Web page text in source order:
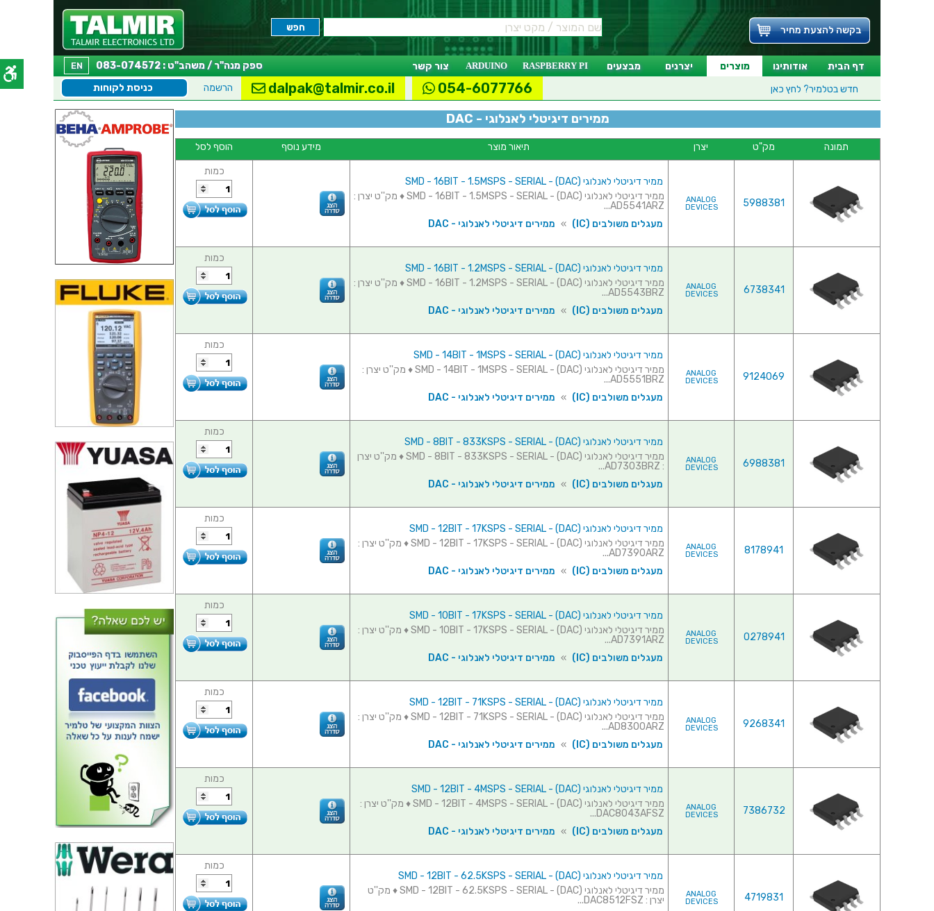
בקשה להצעת מחיר
דף הבית אודותינו מוצרים יצרנים מבצעים RASPBERRY PI
ARDUINO צור קשר EN
ספק מנה"ר / משהב"ט : 083-074572
חדש בטלמיר? לחץ כאן כניסת לקוחות הרשמה dalpak@talmir.co.il 054-6077766
ממירים דיגיטלי לאנלוגי - DAC
תמונה מק"ט יצרן תיאור מוצר מידע נוסף הוסף לסל
5988381
ANALOG
DEVICES
ממיר דיגיטלי לאנלוגי (SMD - 16BIT - 1.5MSPS - SERIAL - (DAC
ממיר דיגיטלי לאנלוגי (SMD - 16BIT - 1.5MSPS - SERIAL - (DAC ♦ מק''ט יצרן :
AD5541ARZ...
מעגלים משולבים (IC)
» ממירים דיגיטלי לאנלוגי - DAC
כמות
6738341
ANALOG
DEVICES
ממיר דיגיטלי לאנלוגי (SMD - 16BIT - 1.2MSPS - SERIAL - (DAC
ממיר דיגיטלי לאנלוגי (SMD - 16BIT - 1.2MSPS - SERIAL - (DAC ♦ מק''ט יצרן :
AD5543BRZ...
מעגלים משולבים (IC)
» ממירים דיגיטלי לאנלוגי - DAC
כמות
9124069
ANALOG
DEVICES
ממיר דיגיטלי לאנלוגי (SMD - 14BIT - 1MSPS - SERIAL - (DAC
ממיר דיגיטלי לאנלוגי (SMD - 14BIT - 1MSPS - SERIAL - (DAC ♦ מק''ט יצרן :
AD5551BRZ...
מעגלים משולבים (IC)
» ממירים דיגיטלי לאנלוגי - DAC
כמות
6988381
ANALOG
DEVICES
ממיר דיגיטלי לאנלוגי (SMD - 8BIT - 833KSPS - SERIAL - (DAC
ממיר דיגיטלי לאנלוגי (SMD - 8BIT - 833KSPS - SERIAL - (DAC ♦ מק''ט יצרן
: AD7303BRZ...
מעגלים משולבים (IC)
» ממירים דיגיטלי לאנלוגי - DAC
כמות
8178941
ANALOG
DEVICES
ממיר דיגיטלי לאנלוגי (SMD - 12BIT - 17KSPS - SERIAL - (DAC
ממיר דיגיטלי לאנלוגי (SMD - 12BIT - 17KSPS - SERIAL - (DAC ♦ מק''ט יצרן :
AD7390ARZ...
מעגלים משולבים (IC)
» ממירים דיגיטלי לאנלוגי - DAC
כמות
0278941
ANALOG
DEVICES
ממיר דיגיטלי לאנלוגי (SMD - 10BIT - 17KSPS - SERIAL - (DAC
ממיר דיגיטלי לאנלוגי (SMD - 10BIT - 17KSPS - SERIAL - (DAC ♦ מק''ט יצרן :
AD7391ARZ...
מעגלים משולבים (IC)
» ממירים דיגיטלי לאנלוגי - DAC
כמות
9268341
ANALOG
DEVICES
ממיר דיגיטלי לאנלוגי (SMD - 12BIT - 71KSPS - SERIAL - (DAC
ממיר דיגיטלי לאנלוגי (SMD - 12BIT - 71KSPS - SERIAL - (DAC ♦ מק''ט יצרן :
AD8300ARZ...
מעגלים משולבים (IC)
» ממירים דיגיטלי לאנלוגי - DAC
כמות
7386732
ANALOG
DEVICES
ממיר דיגיטלי לאנלוגי (SMD - 12BIT - 4MSPS - SERIAL - (DAC
ממיר דיגיטלי לאנלוגי (SMD - 12BIT - 4MSPS - SERIAL - (DAC ♦ מק''ט יצרן :
DAC8043AFSZ...
מעגלים משולבים (IC)
» ממירים דיגיטלי לאנלוגי - DAC
כמות
4719831
ANALOG
DEVICES
ממיר דיגיטלי לאנלוגי (SMD - 12BIT - 62.5KSPS - SERIAL - (DAC
ממיר דיגיטלי לאנלוגי (SMD - 12BIT - 62.5KSPS - SERIAL - (DAC ♦ מק''ט
יצרן : DAC8512FSZ...
כמות